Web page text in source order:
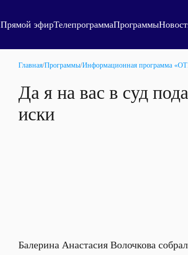
Прямой эфирТелепрограммаПрограммы
Главная/Программы/Информационная программа
Да я на вас в суд
иски
Балерина Анастасия Волочкова